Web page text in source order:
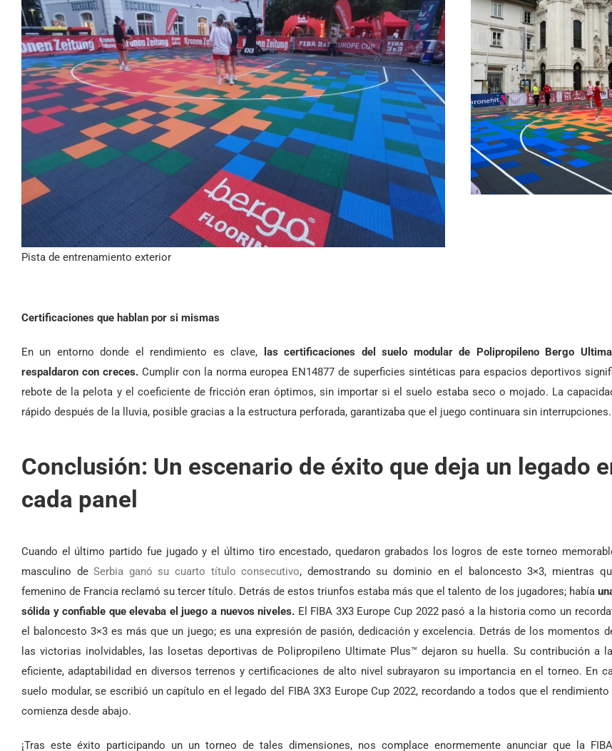
Pista de entrenamiento exterior
Certificaciones que hablan por si mismas
En un entorno donde el rendimiento es clave,
las certificaciones del suelo modular de Polipropileno Bergo
respaldaron con creces.Cumplir con la norma europea EN14877 de superficies sintéticas para espacios deportivos
rebote de la pelota y el coeficiente de fricción eran óptimos, sin importar si el suelo estaba seco o mojado. La
rápido después de la lluvia, posible gracias a la estructura perforada, garantizaba que el juego continuara sin interrupciones.
Conclusión: Un escenario de éxito que deja un legado
cada panel
Cuando el último partido fue jugado y el último tiro encestado, quedaron grabados los logros de este torneo
masculino deSerbia ganó su cuarto título consecutivo, demostrando su dominio en el baloncesto 3×3, mientras
femenino de Francia reclamó su tercer título. Detrás de estos triunfos estaba más que el talento de los jugadores; había
sólida y confiable que elevaba el juego a nuevos niveles. El FIBA 3X3 Europe Cup 2022 pasó a la historia como un
el baloncesto 3×3 es más que un juego; es una expresión de pasión, dedicación y excelencia. Detrás de los momentos
las victorias inolvidables, las losetas deportivas de Polipropileno Ultimate Plus™ dejaron su huella. Su contribución a
eficiente, adaptabilidad en diversos terrenos y certificaciones de alto nivel subrayaron su importancia en el torneo. En
suelo modular, se escribió un capítulo en el legado del FIBA 3X3 Europe Cup 2022, recordando a todos que el rendimiento
comienza desde abajo.
¡Tras este éxito participando un un torneo de tales dimensiones, nos complace enormemente anunciar que la